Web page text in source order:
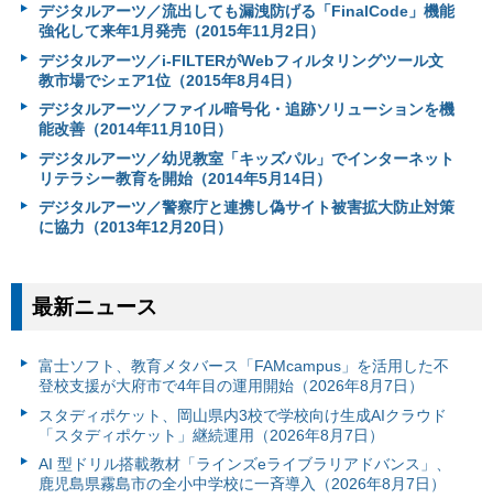
デジタルアーツ／流出しても漏洩防げる「FinalCode」機能
強化して来年1月発売（2015年11月2日）
デジタルアーツ／i-FILTERがWebフィルタリングツール文
教市場でシェア1位（2015年8月4日）
デジタルアーツ／ファイル暗号化・追跡ソリューションを機
能改善（2014年11月10日）
デジタルアーツ／幼児教室「キッズパル」でインターネット
リテラシー教育を開始（2014年5月14日）
デジタルアーツ／警察庁と連携し偽サイト被害拡大防止対策
に協力（2013年12月20日）
最新ニュース
富⼠ソフト、教育メタバース「FAMcampus」を活用した不
登校支援が大府市で4年目の運用開始（2026年8月7日）
スタディポケット、岡山県内3校で学校向け生成AIクラウド
「スタディポケット」継続運用（2026年8月7日）
AI 型ドリル搭載教材「ラインズeライブラリアドバンス」、
鹿児島県霧島市の全小中学校に一斉導入（2026年8月7日）